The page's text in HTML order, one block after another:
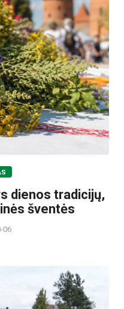
dienos tradicijų,
šventės
06